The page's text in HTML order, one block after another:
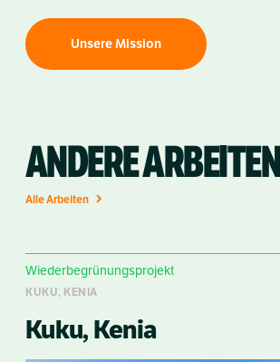
Unsere Mission
ANDERE
Alle Arbeiten
Wiederbegrünungsprojekt
KUKU, KENIA
Kuku, Kenia